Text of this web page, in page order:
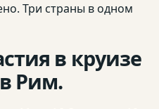
Три страны в одном
в круизе
Рим.